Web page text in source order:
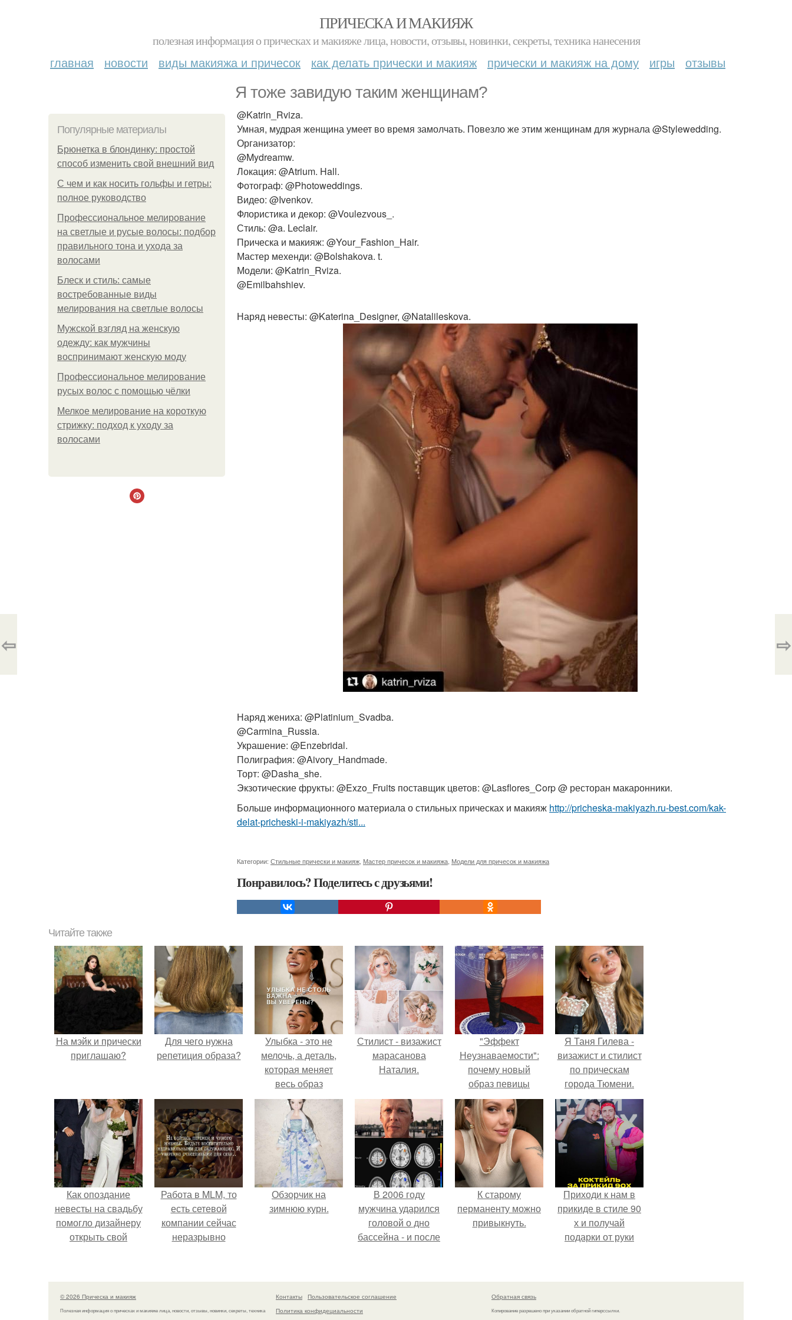
ПРИЧЕСКА И МАКИЯЖ
полезная информация о прическах и макияже лица, новости, отзывы, новинки, секреты, техника нанесения
главная новости виды макияжа и причесок как делать прически и макияж прически и макияж на дому игры отзывы
Я тоже завидую таким женщинам?
Популярные материалы
Брюнетка в блондинку: простой
способ изменить свой внешний вид
С чем и как носить гольфы и гетры:
полное руководство
Профессиональное мелирование
на светлые и русые волосы: подбор
правильного тона и ухода за
волосами
Блеск и стиль: самые
востребованные виды
мелирования на светлые волосы
Мужской взгляд на женскую
одежду: как мужчины
воспринимают женскую моду
Профессиональное мелирование
русых волос с помощью чёлки
Мелкое мелирование на короткую
стрижку: подход к уходу за
волосами
@Katrin_Rviza.
Умная, мудрая женщина умеет во время замолчать. Повезло же этим женщинам для журнала @Stylewedding.
Организатор:
@Mydreamw.
Локация: @Atrium. Hall.
Фотограф: @Photoweddings.
Видео: @Ivenkov.
Флористика и декор: @Voulezvous_.
Стиль: @a. Leclair.
Прическа и макияж: @Your_Fashion_Hair.
Мастер мехенди: @Bolshakova. t.
Модели: @Katrin_Rviza.
@Emilbahshiev.
Наряд невесты: @Katerina_Designer, @Natalileskova.
Наряд жениха: @Platinium_Svadba.
@Carmina_Russia.
Украшение: @Enzebridal.
Полиграфия: @Aivory_Handmade.
Торт: @Dasha_she.
Экзотические фрукты: @Exzo_Fruits поставщик цветов: @Lasflores_Corp @ ресторан макаронники.
Больше информационного материала о стильных прическах и макияж http://pricheska-makiyazh.ru-best.com/kak-
delat-pricheski-i-makiyazh/sti...
Категории: Стильные прически и макияж Мастер причесок и макияжа Модели для причесок и макияжа
Понравилось? Поделитесь с друзьями!
⇦ ⇨
Читайте также
На мэйк и прически
приглашаю?
Для чего нужна
репетиция образа?
Улыбка - это не
мелочь, а деталь,
которая меняет
весь образ
человека.
Стилист - визажист
марасанова
Наталия.
"Эффект
Неузнаваемости":
почему новый
образ певицы
вызвал споры о
гранях
возможного?
Я Таня Гилева -
визажист и стилист
по прическам
города Тюмени.
Как опоздание
невесты на свадьбу
помогло дизайнеру
открыть свой
Работа в MLM, то
есть сетевой
компании сейчас
неразрывно
своей страницы в
Обзорчик на
зимнюю курн.
В 2006 году
мужчина ударился
головой о дно
бассейна - и после
странным образом.
К старому
перманенту можно
привыкнуть.
Приходи к нам в
прикиде в стиле 90
х и получай
подарки от руки
© 2026 Прическа и макияж
Полезная информация о прическах и макияже лица, новости, отзывы, новинки, секреты, техника
Контакты
Пользовательское соглашение
Политика конфидециальности
Обратная связь
Копирование разрешено при указании обратной гиперссылки.